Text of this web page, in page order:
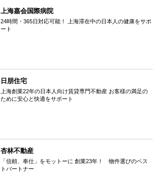
上海嘉会国際病院
24時間・365日対応可能！ 上海滞在中の日本人の健康をサポ
ート
日朋住宅
上海創業22年の日本人向け賃貸専門不動産 お客様の満足の
ために安心と快適をサポート
杏林不動産
「信頼、奉仕」をモットーに 創業23年！ 物件選びのベス
トパートナー